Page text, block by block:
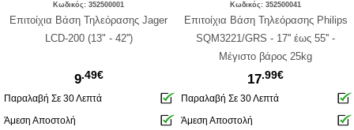
Κωδικός: 352500001
Επιτοίχια Βάση Τηλεόρασης Jager
LCD-200 (13" - 42'')
9.49€
Παραλαβή Σε 30 Λεπτά
Άμεση Αποστολή
Κωδικός: 352500041
Επιτοίχια Βάση Τηλεόρασης Philips
SQM3221/GRS - 17'' έως 55'' -
Μέγιστο βάρος 25kg
17.99€
Παραλαβή Σε 30 Λεπτά
Άμεση Αποστολή